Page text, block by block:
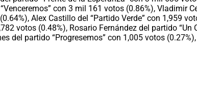
con 3 mil 161 votos (0.86%), Vladimir
Alex Castillo del “Partido Verde” con 1,959
votos (0.48%), Rosario Fernández del partido
del partido “Progresemos” con 1,005 votos